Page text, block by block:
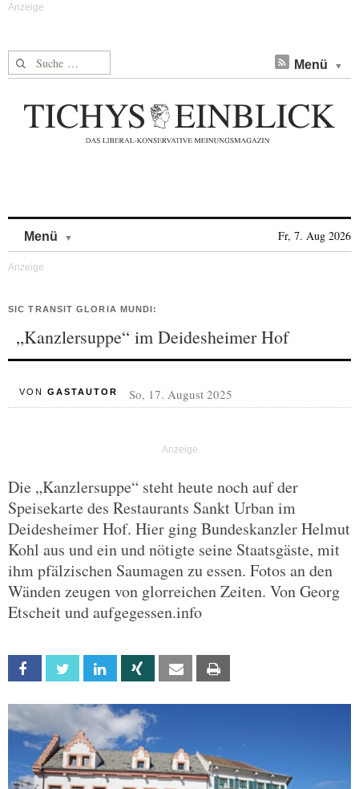
Suche nach: Menü
Menü Fr, 7. Aug 2026
SIC TRANSIT GLORIA MUNDI:
„Kanzlersuppe“ im Deidesheimer Hof
VON GASTAUTOR So, 17. August 2025
Die „Kanzlersuppe“ steht heute noch auf der
Speisekarte des Restaurants Sankt Urban im
Deidesheimer Hof. Hier ging Bundeskanzler Helmut
Kohl aus und ein und nötigte seine Staatsgäste, mit
ihm pfälzischen Saumagen zu essen. Fotos an den
Wänden zeugen von glorreichen Zeiten. Von Georg
Etscheit und aufgegessen.info
Facebook Twitter Linkedin Xing Email